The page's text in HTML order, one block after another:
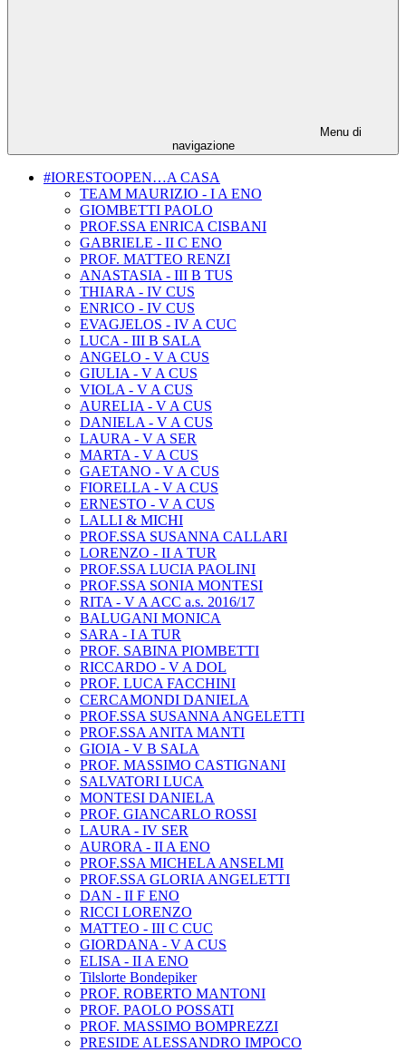
Menu di
navigazione
#IORESTOOPEN…A CASA
TEAM MAURIZIO - I A ENO
GIOMBETTI PAOLO
PROF.SSA ENRICA CISBANI
GABRIELE - II C ENO
PROF. MATTEO RENZI
ANASTASIA - III B TUS
THIARA - IV CUS
ENRICO - IV CUS
EVAGJELOS - IV A CUC
LUCA - III B SALA
ANGELO - V A CUS
GIULIA - V A CUS
VIOLA - V A CUS
AURELIA - V A CUS
DANIELA - V A CUS
LAURA - V A SER
MARTA - V A CUS
GAETANO - V A CUS
FIORELLA - V A CUS
ERNESTO - V A CUS
LALLI & MICHI
PROF.SSA SUSANNA CALLARI
LORENZO - II A TUR
PROF.SSA LUCIA PAOLINI
PROF.SSA SONIA MONTESI
RITA - V A ACC a.s. 2016/17
BALUGANI MONICA
SARA - I A TUR
PROF. SABINA PIOMBETTI
RICCARDO - V A DOL
PROF. LUCA FACCHINI
CERCAMONDI DANIELA
PROF.SSA SUSANNA ANGELETTI
PROF.SSA ANITA MANTI
GIOIA - V B SALA
PROF. MASSIMO CASTIGNANI
SALVATORI LUCA
MONTESI DANIELA
PROF. GIANCARLO ROSSI
LAURA - IV SER
AURORA - II A ENO
PROF.SSA MICHELA ANSELMI
PROF.SSA GLORIA ANGELETTI
DAN - II F ENO
RICCI LORENZO
MATTEO - III C CUC
GIORDANA - V A CUS
ELISA - II A ENO
Tilslorte Bondepiker
PROF. ROBERTO MANTONI
PROF. PAOLO POSSATI
PROF. MASSIMO BOMPREZZI
PRESIDE ALESSANDRO IMPOCO